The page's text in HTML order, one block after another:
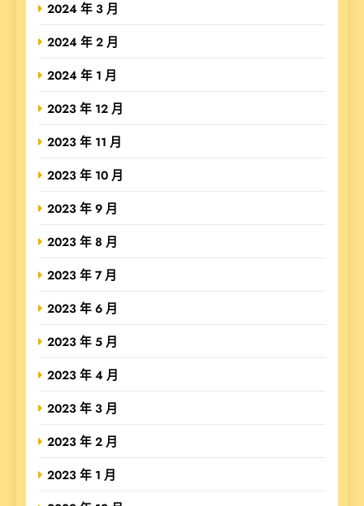
2024 年 3 月
2024 年 2 月
2024 年 1 月
2023 年 12 月
2023 年 11 月
2023 年 10 月
2023 年 9 月
2023 年 8 月
2023 年 7 月
2023 年 6 月
2023 年 5 月
2023 年 4 月
2023 年 3 月
2023 年 2 月
2023 年 1 月